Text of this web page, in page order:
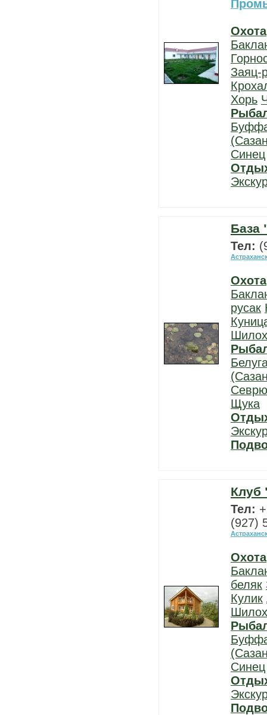
Охота
Заяц-
Хорь
Синец
База
Тел:
Охота
русак
Щука
Клуб
Тел:
(927)
Охота
беляк
Кулик
Синец